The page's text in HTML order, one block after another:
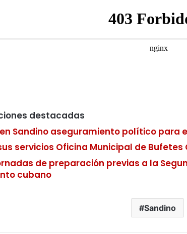
destacadas
Sandino aseguramiento político para
servicios Oficina Municipal de Bufetes
de preparación previas a la
cubano
Sandino